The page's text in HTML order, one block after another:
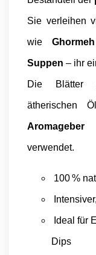
Sie verleihen
wie
Suppen – ihr
Die Blätter
ätherischen
verwendet.
100 %
Ideal für
Dips